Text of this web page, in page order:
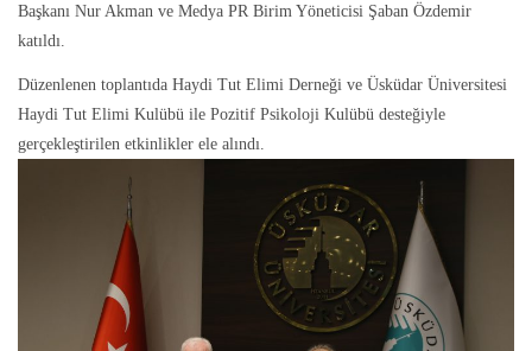
Başkanı Nur Akman ve Medya PR Birim Yöneticisi Şaban Özdemir
katıldı.
Düzenlenen toplantıda Haydi Tut Elimi Derneği ve Üsküdar Üniversitesi
Haydi Tut Elimi Kulübü ile Pozitif Psikoloji Kulübü desteğiyle
gerçekleştirilen etkinlikler ele alındı.